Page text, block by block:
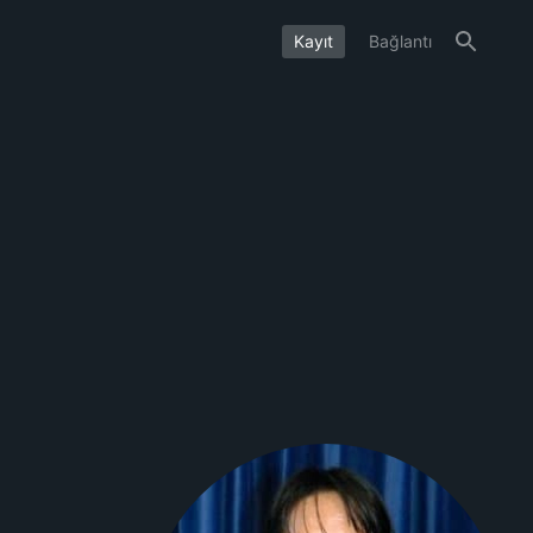
Kayıt Bağlantı